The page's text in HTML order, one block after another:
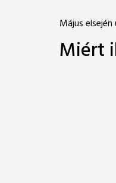
Május
Miért